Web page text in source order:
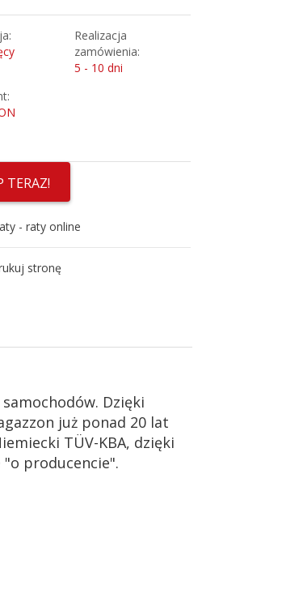
Realizacja
zamówienia:
5 - 10 dni
TERAZ!
stronę
Dzięki
już ponad 20 lat
TÜV-KBA, dzięki
"o producencie".